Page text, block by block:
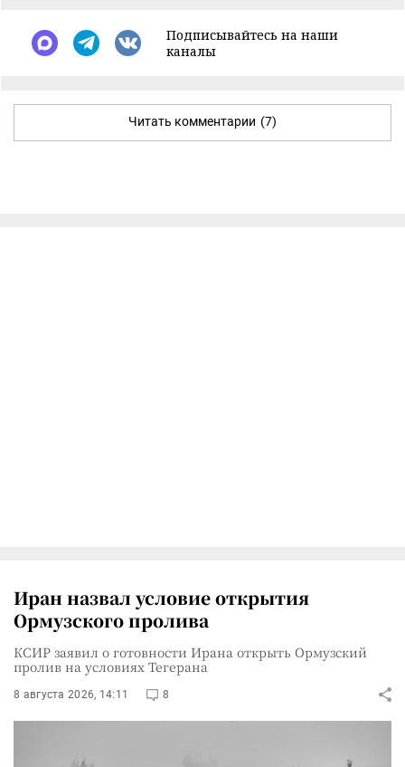
Подписывайтесь на наши
каналы
Читать комментарии (7)
Иран назвал условие открытия
Ормузского пролива
КСИР заявил о готовности Ирана открыть Ормузский
пролив на условиях Тегерана
8 августа 2026, 14:11 8